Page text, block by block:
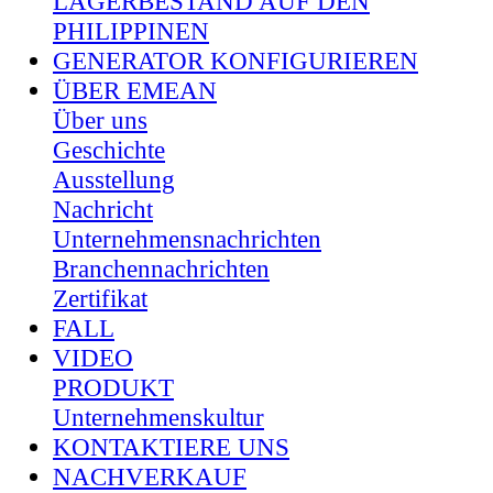
PHILIPPINEN
GENERATOR KONFIGURIEREN
ÜBER EMEAN
Über uns
Geschichte
Ausstellung
Nachricht
Unternehmensnachrichten
Branchennachrichten
Zertifikat
FALL
VIDEO
PRODUKT
Unternehmenskultur
KONTAKTIERE UNS
NACHVERKAUF